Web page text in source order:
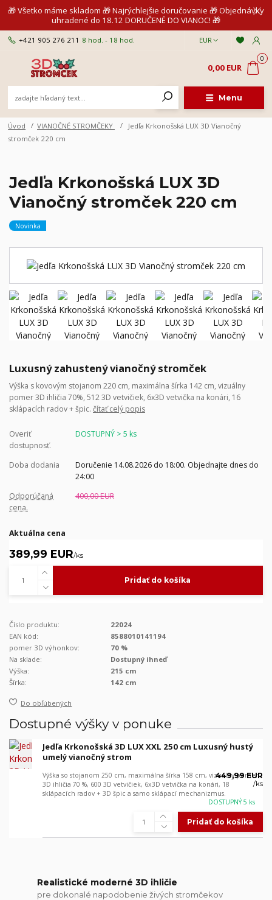
🎁 Všetko máme skladom 🎁 Najrýchlejšie doručovanie 🎁 Objednávky
uhradené do 18.12 DORUČENÉ DO VIANOC! 🎁
Menu
EUR
+421 905 276 211 8 hod. - 18 hod.
0
0,00 EUR
Úvod VIANOČNÉ STROMČEKY
Jedľa Krkonošská LUX 3D Vianočný
stromček 220 cm
Jedľa Krkonošská LUX 3D
Vianočný stromček 220 cm
Novinka
Luxusný zahustený vianočný stromček
Výška s kovovým stojanom 220 cm, maximálna šírka 142 cm, vizuálny
pomer 3D ihličia 70%, 512 3D vetvičiek, 6x3D vetvička na konári, 16
sklápacích radov + špic. čítať celý popis
Overiť
dostupnosť.
DOSTUPNÝ > 5 ks
Doba dodania
Doručenie 14.08.2026 do 18:00. Objednajte dnes do
24:00
Odporúčaná
cena.
400,00 EUR
Aktuálna cena
389,99 EUR/ks
Pridať do košíka
Číslo produktu:
22024
EAN kód:
8588010141194
pomer 3D výhonkov:
70 %
Na sklade:
Dostupný ihneď
Výška:
215 cm
Šírka:
142 cm
Do obľúbených
Dostupné výšky v ponuke
Jedľa Krkonošská 3D LUX XXL 250 cm Luxusný hustý
umelý vianočný strom
Výška so stojanom 250 cm, maximálna šírka 158 cm, vizuálny pomer
3D ihličia 70 %, 600 3D vetvičiek, 6x3D vetvička na konári, 18
sklápacích radov + 3D špic a samo sklápací mechanizmus.
449,99 EUR
/ks
DOSTUPNÝ 5 ks
Pridať do košíka
Realistické moderné 3D ihličie
pre dokonalé napodobenie živých stromčekov